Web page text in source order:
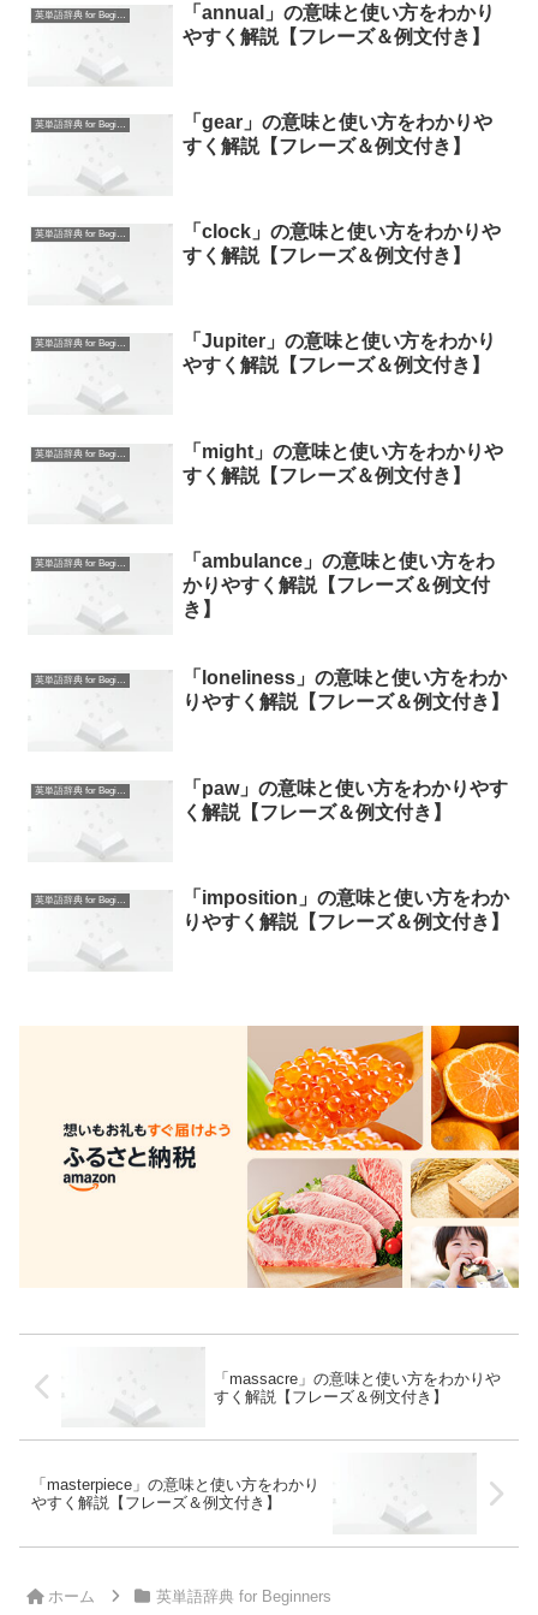
英単語辞典 for Beginners
「annual」の意味と使い方をわかり
やすく解説【フレーズ＆例文付き】
英単語辞典 for Beginners
「gear」の意味と使い方をわかりや
すく解説【フレーズ＆例文付き】
英単語辞典 for Beginners
「clock」の意味と使い方をわかりや
すく解説【フレーズ＆例文付き】
英単語辞典 for Beginners
「Jupiter」の意味と使い方をわかり
やすく解説【フレーズ＆例文付き】
英単語辞典 for Beginners
「might」の意味と使い方をわかりや
すく解説【フレーズ＆例文付き】
英単語辞典 for Beginners
「ambulance」の意味と使い方をわ
かりやすく解説【フレーズ＆例文付
き】
英単語辞典 for Beginners
「loneliness」の意味と使い方をわか
りやすく解説【フレーズ＆例文付き】
英単語辞典 for Beginners
「paw」の意味と使い方をわかりやす
く解説【フレーズ＆例文付き】
英単語辞典 for Beginners
「imposition」の意味と使い方をわか
りやすく解説【フレーズ＆例文付き】
「massacre」の意味と使い方をわかりや
すく解説【フレーズ＆例文付き】
「masterpiece」の意味と使い方をわかり
やすく解説【フレーズ＆例文付き】
ホーム 英単語辞典 for Beginners